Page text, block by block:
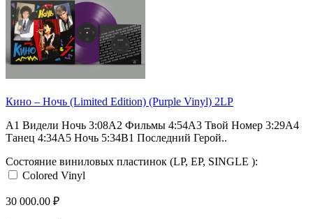
Кино ‎– Ночь (Limited Edition) (Purple Vinyl) 2LP
A1 Видели Ночь 3:08A2 Фильмы 4:54A3 Твой Номер 3:29A4
Танец 4:34A5 Ночь 5:34B1 Последний Герой..
Состояние виниловых пластинок (LP, EP, SINGLE ):
Colored Vinyl
30 000.00 ₽